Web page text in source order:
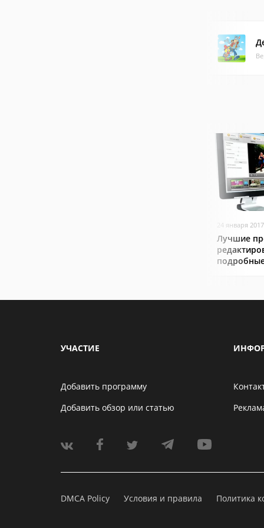
24 января 2017
Лучшие
УЧАСТИЕ
Добавить программу
Добавить обзор или статью
DMCA Policy Условия и правила Политика